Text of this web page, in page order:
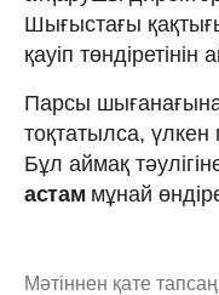
Шығыстағы
қауіп төндіретінін
Парсы
тоқтатылса,
Бұл аймақ
астам мұнай
Мәтіннен қате